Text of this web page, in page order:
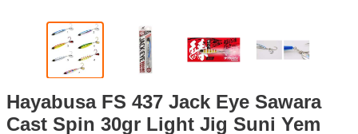
Hayabusa FS 437 Jack Eye Sawara
Cast Spin 30gr Light Jig Suni Yem